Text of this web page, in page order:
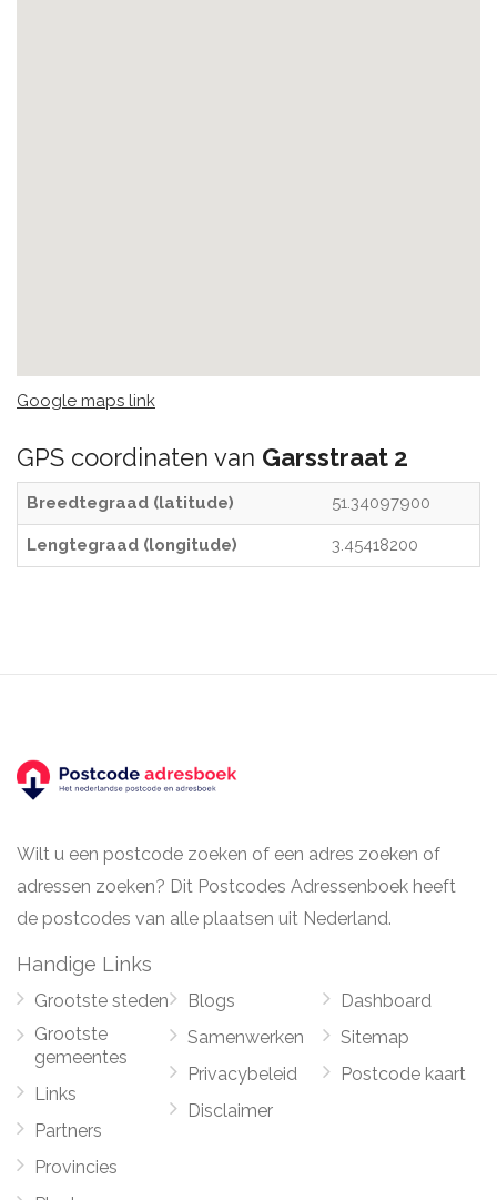
Google maps link
GPS coordinaten van Garsstraat 2
Breedtegraad (latitude) 51.34097900
Lengtegraad (longitude) 3.45418200
Wilt u een postcode zoeken of een adres zoeken of
adressen zoeken? Dit Postcodes Adressenboek heeft
de postcodes van alle plaatsen uit Nederland.
Handige Links
Grootste steden
Grootste
gemeentes
Links
Partners
Provincies
Blogs
Samenwerken
Privacybeleid
Disclaimer
Dashboard
Sitemap
Postcode kaart